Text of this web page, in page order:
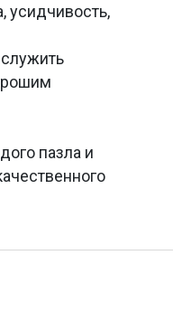
усидчивость,
пазла и